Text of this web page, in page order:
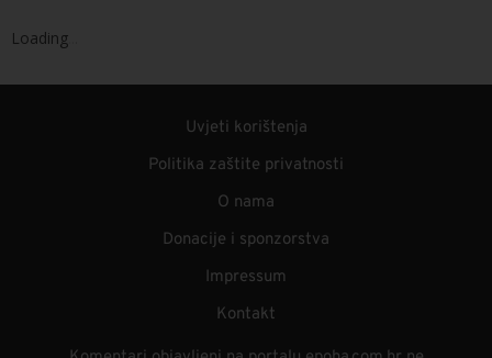
Loading
Uvjeti korištenja
Politika zaštite privatnosti
O nama
Donacije i sponzorstva
Impressum
Kontakt